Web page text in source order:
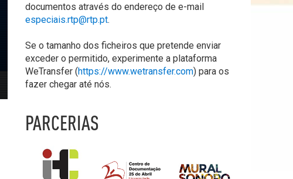
documentos através do endereço de e-mail
especiais.rtp@rtp.pt.
Se o tamanho dos ficheiros que pretende enviar
exceder o permitido, experimente a plataforma
WeTransfer (https://www.wetransfer.com) para os
fazer chegar até nós.
PARCERIAS